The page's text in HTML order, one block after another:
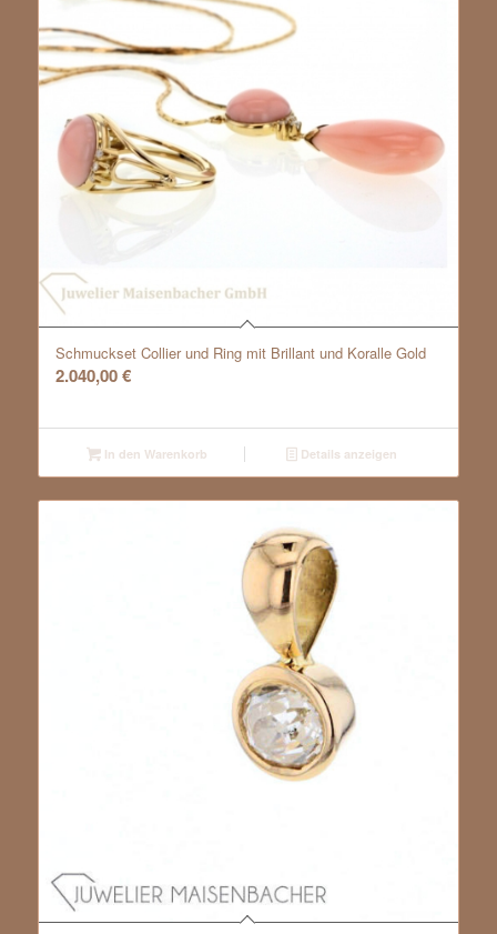
Schmuckset Collier und Ring mit Brillant und Koralle Gold
2.040,00€
In den Warenkorb Details anzeigen